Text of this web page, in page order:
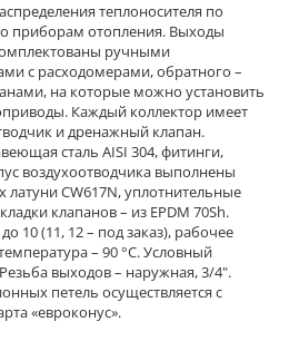
теплоносителя по
приборам отопления. Выходы
ручными
с расходомерами, обратного –
на которые можно установить
Каждый коллектор имеет
и дренажный клапан.
сталь AISI 304, фитинги,
воздухоотводчика выполнены
CW617N, уплотнительные
клапанов – из EPDM 70Sh.
10 (11, 12 – под заказ), рабочее
– 90 °С. Условный
выходов – наружная, 3/4".
петель осуществляется с
«евроконус».